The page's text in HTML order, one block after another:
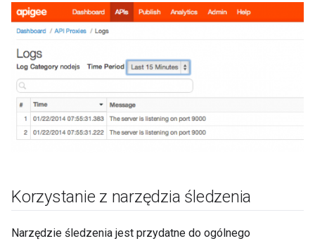
Korzystanie z narzędzia śledzenia
Narzędzie śledzenia jest przydatne do ogólnego